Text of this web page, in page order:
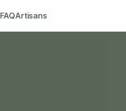
FAQArtisans